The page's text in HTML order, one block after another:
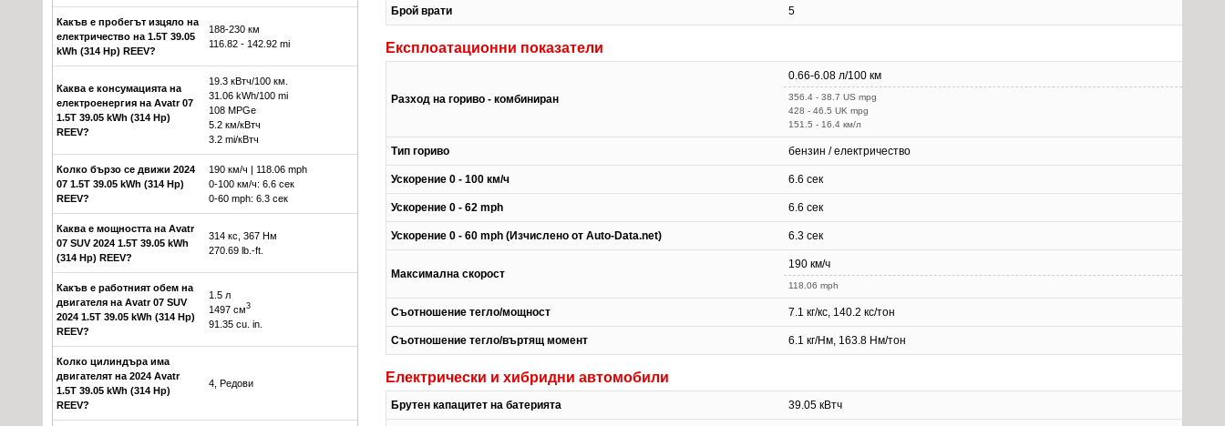
Какъв е пробегът изцяло на
електричество на 1.5T 39.05
kWh (314 Hp) REEV?
188-230 км
116.82 - 142.92 mi
Каква е консумацията на
електроенергия на Avatr 07
1.5T 39.05 kWh (314 Hp)
REEV?
19.3 кВтч/100 км.
31.06 kWh/100 mi
108 MPGe
5.2 км/кВтч
3.2 mi/кВтч
Колко бързо се движи 2024
07 1.5T 39.05 kWh (314 Hp)
REEV?
190 км/ч | 118.06 mph
0-100 км/ч: 6.6 сек
0-60 mph: 6.3 сек
Каква е мощността на Avatr
07 SUV 2024 1.5T 39.05 kWh
(314 Hp) REEV?
314 кс, 367 Нм
270.69 lb.-ft.
Какъв е работният обем на
двигателя на Avatr 07 SUV
2024 1.5T 39.05 kWh (314 Hp)
REEV?
1.5 л
1497 см3
91.35 cu. in.
Колко цилиндъра има
двигателят на 2024 Avatr
1.5T 39.05 kWh (314 Hp)
REEV?
4, Редови
Брой врати 5
Експлоатационни показатели
Разход на гориво - комбиниран
0.66-6.08 л/100 км
356.4 - 38.7 US mpg
428 - 46.5 UK mpg
151.5 - 16.4 км/л
Тип гориво бензин / електричество
Ускорение 0 - 100 км/ч 6.6 сек
Ускорение 0 - 62 mph 6.6 сек
Ускорение 0 - 60 mph (Изчислено от Auto-Data.net) 6.3 сек
Максимална скорост
190 км/ч
118.06 mph
Съотношение тегло/мощност 7.1 кг/кс, 140.2 кс/тон
Съотношение тегло/въртящ момент 6.1 кг/Нм, 163.8 Нм/тон
Електрически и хибридни автомобили
Брутен капацитет на батерията 39.05 кВтч